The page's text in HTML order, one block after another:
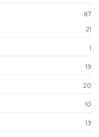
67
21
1
19
20
10
13